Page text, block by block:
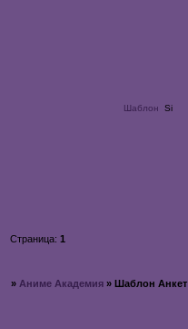
Шаблон Si
Страница:1
» Аниме Академия »Шаблон Анкет